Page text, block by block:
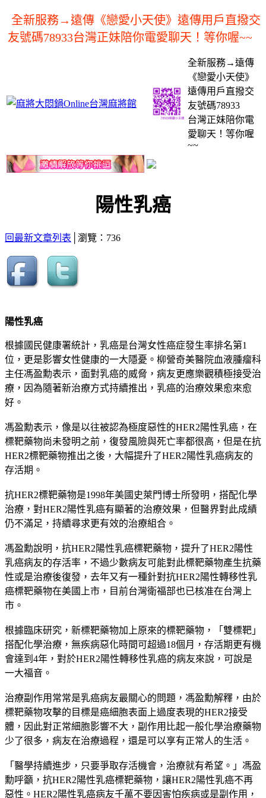
全新服務→遠傳《戀愛小天使》遠傳用戶直撥交
友號碼78933台灣正妹陪你電愛聊天！等你喔~~
全新服務→遠傳
《戀愛小天使》
遠傳用戶直撥交
友號碼78933
台灣正妹陪你電
愛聊天！等你喔
~~
陽性乳癌
回最新文章列表 │瀏覽：736
陽性乳癌
根據國民健康署統計，乳癌是台灣女性癌症發生率排名第1
位，更是影響女性健康的一大隱憂。柳營奇美醫院血液腫瘤科
主任馮盈勳表示，面對乳癌的威脅，病友更應樂觀積極接受治
療，因為隨著新治療方式持續推出，乳癌的治療效果愈來愈
好。
馮盈勳表示，像是以往被認為極度惡性的HER2陽性乳癌，在
標靶藥物尚未發明之前，復發風險與死亡率都很高，但是在抗
HER2標靶藥物推出之後，大幅提升了HER2陽性乳癌病友的
存活期。
抗HER2標靶藥物是1998年美國史萊門博士所發明，搭配化學
治療，對HER2陽性乳癌有顯著的治療效果，但醫界對此成績
仍不滿足，持續尋求更有效的治療組合。
馮盈勳說明，抗HER2陽性乳癌標靶藥物，提升了HER2陽性
乳癌病友的存活率，不過少數病友可能對此標靶藥物產生抗藥
性或是治療後復發，去年又有一種針對抗HER2陽性轉移性乳
癌標靶藥物在美國上市，目前台灣衛福部也已核准在台灣上
市。
根據臨床研究，新標靶藥物加上原來的標靶藥物，「雙標靶」
搭配化學治療，無疾病惡化時間可超過18個月，存活期更有機
會達到4年，對於HER2陽性轉移性乳癌的病友來說，可說是
一大福音。
治療副作用常常是乳癌病友最關心的問題，馮盈勳解釋，由於
標靶藥物攻擊的目標是癌細胞表面上過度表現的HER2接受
體，因此對正常細胞影響不大，副作用比起一般化學治療藥物
少了很多，病友在治療過程，還是可以享有正常人的生活。
「醫學持續進步，只要爭取存活機會，治療就有希望。」馮盈
勳呼籲，抗HER2陽性乳癌標靶藥物，讓HER2陽性乳癌不再
惡性。HER2陽性乳癌病友千萬不要因害怕疾病或是副作用，